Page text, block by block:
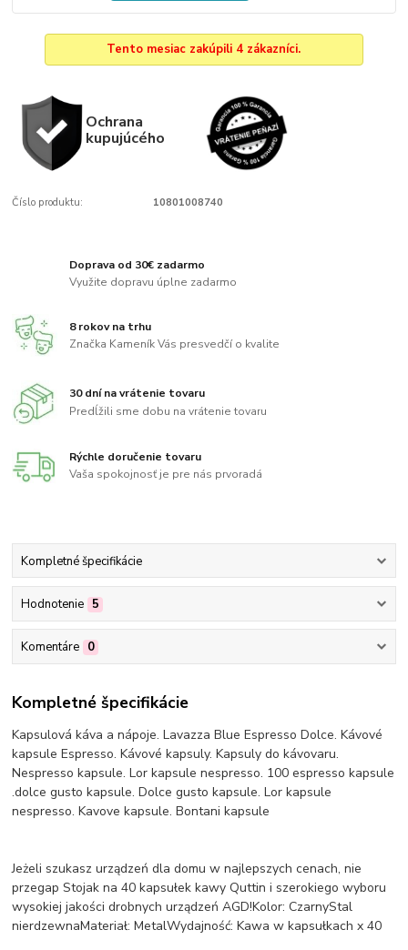
Tento mesiac zakúpili 4 zákazníci.
Ochrana
kupujúcého
Číslo produktu: 10801008740
Doprava od 30€ zadarmo
Využite dopravu úplne zadarmo
8 rokov na trhu
Značka Kameník Vás presvedčí o kvalite
30 dní na vrátenie tovaru
Predĺžili sme dobu na vrátenie tovaru
Rýchle doručenie tovaru
Vaša spokojnosť je pre nás prvoradá
Kompletné špecifikácie
Hodnotenie 5
Komentáre 0
Kompletné špecifikácie
Kapsulová káva a nápoje. Lavazza Blue Espresso Dolce. Kávové
kapsule Espresso. Kávové kapsuly. Kapsuly do kávovaru.
Nespresso kapsule. Lor kapsule nespresso. 100 espresso kapsule
.dolce gusto kapsule. Dolce gusto kapsule. Lor kapsule
nespresso. Kavove kapsule. Bontani kapsule
Jeżeli szukasz urządzeń dla domu w najlepszych cenach, nie
przegap Stojak na 40 kapsułek kawy Quttin i szerokiego wyboru
wysokiej jakości drobnych urządzeń AGD!Kolor: CzarnyStal
nierdzewnaMateriał: MetalWydajność: Kawa w kapsułkach x 40